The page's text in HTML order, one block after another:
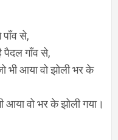
पाँव से,
पैदल गाँव से,
भी आया वोझोलीभर के
आया वो भर के झोली गया।